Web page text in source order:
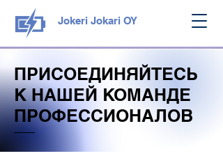
Jokeri Jokari OY
ПРИСОЕДИНЯЙТЕСЬ
К НАШЕЙ КОМАНДЕ
ПРОФЕССИОНАЛОВ